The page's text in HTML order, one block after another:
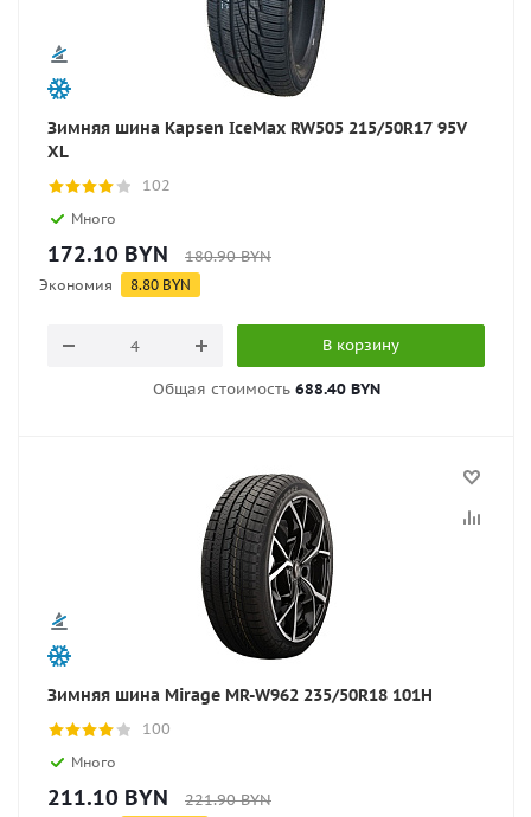
Зимняя шина Kapsen IceMax RW505 215/50R17 95V
XL
102
Много
172.10 BYN 180.90BYN
Экономия 8.80 BYN
В корзину
Общая стоимость 688.40 BYN
Зимняя шина Mirage MR-W962 235/50R18 101H
100
Много
211.10 BYN 221.90BYN